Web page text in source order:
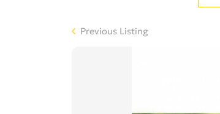
Previous Listing